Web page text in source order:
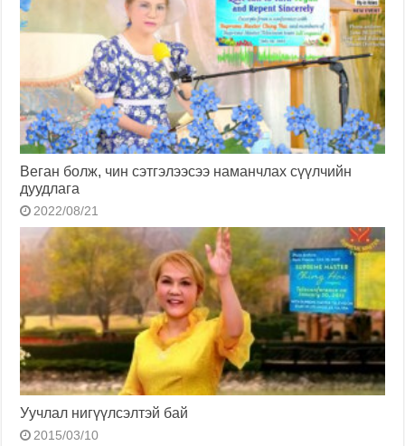
Веган болж, чин сэтгэлээсээ наманчлах сүүлчийн
дуудлага
2022/08/21
Уучлал нигүүлсэлтэй бай
2015/03/10